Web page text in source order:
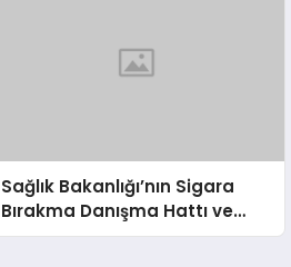
Sağlık Bakanlığı’nın Sigara
Bırakma Danışma Hattı ve
Sigara Bırakma Poliklinikleri